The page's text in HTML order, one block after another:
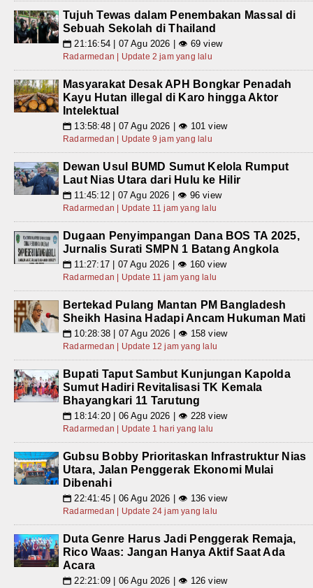
Tujuh Tewas dalam Penembakan Massal di
Sebuah Sekolah di Thailand
📅 21:16:54 | 07 Agu 2026 | 👁 69 view
Radarmedan | Update 2 jam yang lalu
Masyarakat Desak APH Bongkar Penadah
Kayu Hutan illegal di Karo hingga Aktor
Intelektual
📅 13:58:48 | 07 Agu 2026 | 👁 101 view
Radarmedan | Update 9 jam yang lalu
Dewan Usul BUMD Sumut Kelola Rumput
Laut Nias Utara dari Hulu ke Hilir
📅 11:45:12 | 07 Agu 2026 | 👁 96 view
Radarmedan | Update 11 jam yang lalu
Dugaan Penyimpangan Dana BOS TA 2025,
Jurnalis Surati SMPN 1 Batang Angkola
📅 11:27:17 | 07 Agu 2026 | 👁 160 view
Radarmedan | Update 11 jam yang lalu
Bertekad Pulang Mantan PM Bangladesh
Sheikh Hasina Hadapi Ancam Hukuman Mati
📅 10:28:38 | 07 Agu 2026 | 👁 158 view
Radarmedan | Update 12 jam yang lalu
Bupati Taput Sambut Kunjungan Kapolda
Sumut Hadiri Revitalisasi TK Kemala
Bhayangkari 11 Tarutung
📅 18:14:20 | 06 Agu 2026 | 👁 228 view
Radarmedan | Update 1 hari yang lalu
Gubsu Bobby Prioritaskan Infrastruktur Nias
Utara, Jalan Penggerak Ekonomi Mulai
Dibenahi
📅 22:41:45 | 06 Agu 2026 | 👁 136 view
Radarmedan | Update 24 jam yang lalu
Duta Genre Harus Jadi Penggerak Remaja,
Rico Waas: Jangan Hanya Aktif Saat Ada
Acara
📅 22:21:09 | 06 Agu 2026 | 👁 126 view